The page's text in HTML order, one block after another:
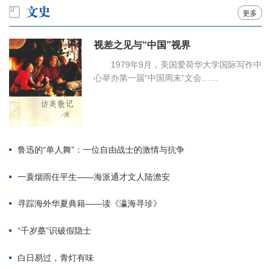
更多
视差之见与“中国”视界
1979年9月，美国爱荷华大学国际写作中
心举办第一届“中国周末”文会……
鲁迅的“单人舞”：一位自由战士的激情与抗争
一蓑烟雨任平生——海派通才文人陆澹安
寻踪海外华夏典籍——读《瀛海寻珍》
“千岁蘽”识破假隐士
白日易过，青灯有味